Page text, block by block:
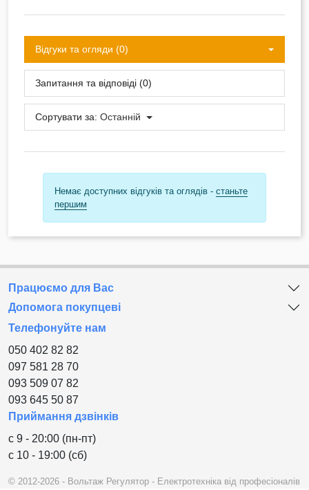
Відгуки та огляди (0)
Запитання та відповіді (0)
Сортувати за: Останній
Немає доступних відгуків та оглядів - станьте
першим
Працюємо для Вас
Допомога покупцеві
Телефонуйте нам
050 402 82 82
097 581 28 70
093 509 07 82
093 645 50 87
Приймання дзвінків
с 9 - 20:00 (пн-пт)
с 10 - 19:00 (сб)
© 2012-2026 - Вольтаж Регулятор - Електротехніка від професіоналів